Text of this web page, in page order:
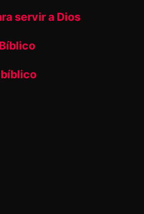
servir a Dios
bíblico